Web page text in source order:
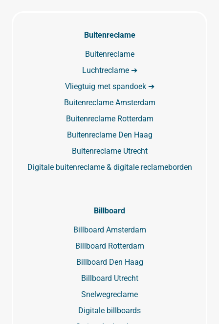
Buitenreclame
Buitenreclame
Luchtreclame ➔
Vliegtuig met spandoek ➔
Buitenreclame Amsterdam
Buitenreclame Rotterdam
Buitenreclame Den Haag
Buitenreclame Utrecht
Digitale buitenreclame & digitale reclameborden
Billboard
Billboard Amsterdam
Billboard Rotterdam
Billboard Den Haag
Billboard Utrecht
Snelwegreclame
Digitale billboards